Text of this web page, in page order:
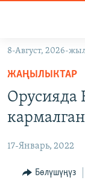
Навигацияга
өтүңүз
Издөөгө
салыңызКЫРГЫЗСТАН
ЭКОНОМИКА
МАДАНИЯТ
ДҮЙНӨ
БОРБОР АЗИЯ
УКРАИНА
АТАЙЫН
ТВ
8-Август, 2026-
ЖАҢЫЛЫКТАР
17-Январь, 2022
Бөлүшүңүз